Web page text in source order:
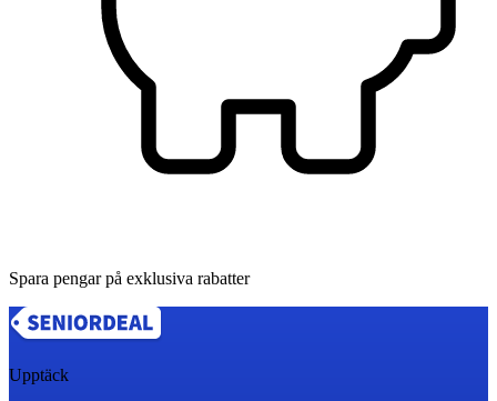
Spara pengar på exklusiva rabatter
Upptäck